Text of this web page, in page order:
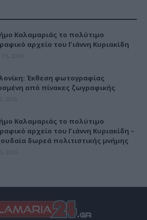
Καλαμαριάς το πολύτιμο
αρχείο του Γιάννη Κυριακίδη
Έκθεση φωτογραφίας
από πίνακες ζωγραφικής
Καλαμαριάς το πολύτιμο
αρχείο του Γιάννη Κυριακίδη –
δωρεά πολιτιστικής μνήμης